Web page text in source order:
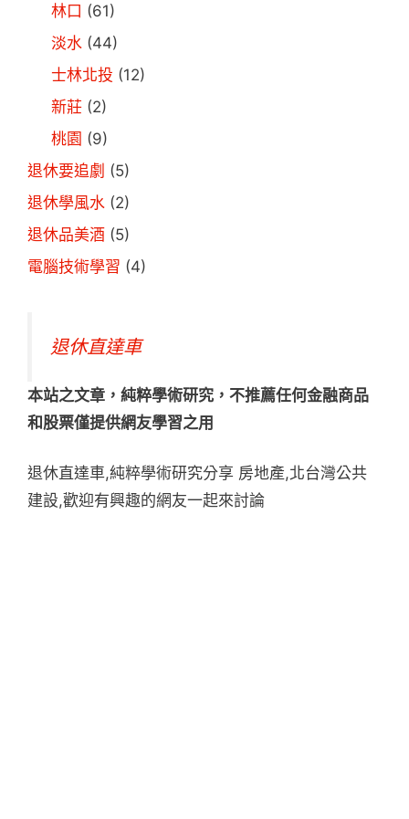
林口 (61)
淡水(44)
士林北投 (12)
新莊(2)
桃園 (9)
退休要追劇 (5)
退休學風水 (2)
退休品美酒 (5)
電腦技術學習 (4)
退休直達車
本站之文章，純粹學術研究，不推薦任何金融商品
和股票僅提供網友學習之用
退休直達車,純粹學術研究分享 房地產,北台灣公共
建設,歡迎有興趣的網友一起來討論